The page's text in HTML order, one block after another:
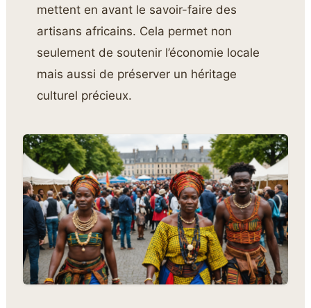
mettent en avant le savoir-faire des
artisans africains. Cela permet non
seulement de soutenir l’économie locale
mais aussi de préserver un héritage
culturel précieux.